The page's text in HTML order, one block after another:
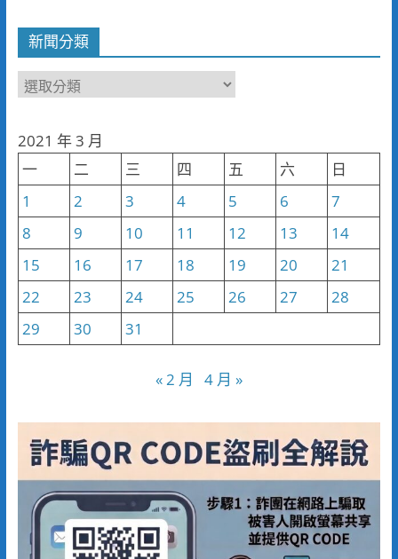
新聞分類
新
類
2021 年 3 月
一
二 三 四 五 六
日
1
2 3 4 5 6
7
8
9 10 11 12 13
14
15
16 17 18 19 20
21
22
23 24 25 26 27
28
29
30 31
« 2 月 4 月 »